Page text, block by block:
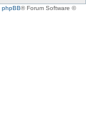
phpBB® Forum Software ©